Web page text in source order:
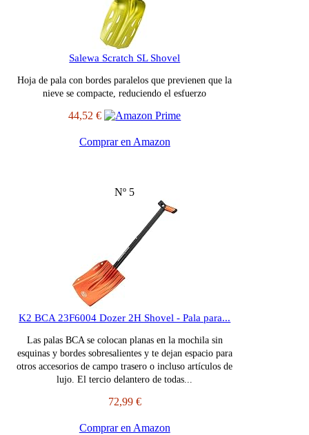
Salewa Scratch SL Shovel
Hoja de pala con bordes paralelos que previenen que la
nieve se compacte, reduciendo el esfuerzo
44,52 €
Comprar en Amazon
Nº 5
K2 BCA 23F6004 Dozer 2H Shovel - Pala para...
Las palas BCA se colocan planas en la mochila sin
esquinas y bordes sobresalientes y te dejan espacio para
otros accesorios de campo trasero o incluso artículos de
lujo. El tercio delantero de todas...
72,99 €
Comprar en Amazon